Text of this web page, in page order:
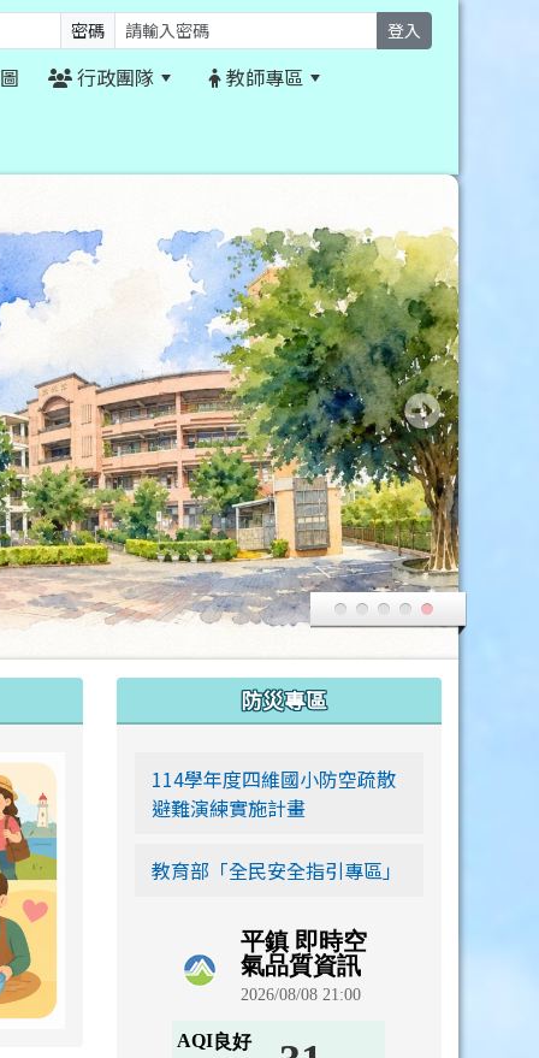
密碼 登入
行政團隊
教師專區
link to https://siwei-family.work-
防災專區
114學年度四維國小防空疏散
避難演練實施計畫
教育部「全民安全指引專區」